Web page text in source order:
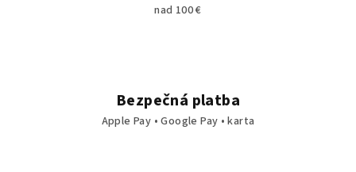
nad 100 €
Bezpečná platba
Apple Pay • Google Pay • karta